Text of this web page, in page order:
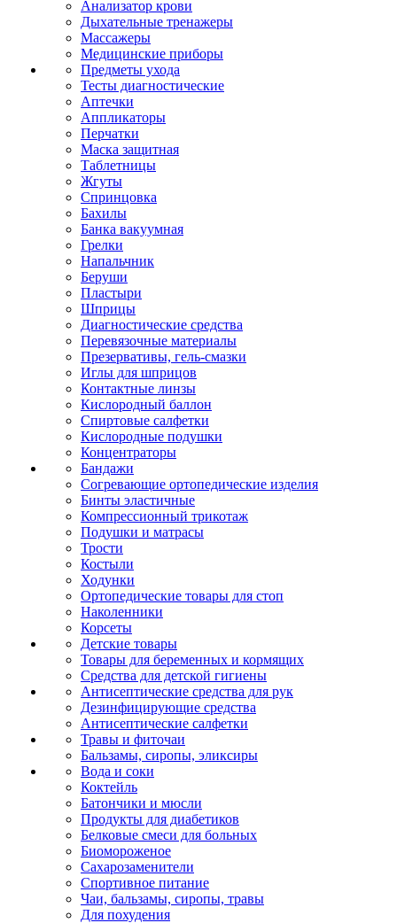
Анализатор крови
Дыхательные тренажеры
Массажеры
Медицинские приборы
Предметы ухода
Тесты диагностические
Аптечки
Аппликаторы
Перчатки
Маска защитная
Таблетницы
Жгуты
Спринцовка
Бахилы
Банка вакуумная
Грелки
Напальчник
Беруши
Пластыри
Шприцы
Диагностические средства
Перевязочные материалы
Презервативы, гель-смазки
Иглы для шприцов
Контактные линзы
Кислородный баллон
Спиртовые салфетки
Кислородные подушки
Концентраторы
Бандажи
Согревающие ортопедические изделия
Бинты эластичные
Компрессионный трикотаж
Подушки и матрасы
Трости
Костыли
Ходунки
Ортопедические товары для стоп
Наколенники
Корсеты
Детские товары
Товары для беременных и кормящих
Средства для детской гигиены
Антисептические средства для рук
Дезинфицирующие средства
Антисептические салфетки
Травы и фиточаи
Бальзамы, сиропы, эликсиры
Вода и соки
Коктейль
Батончики и мюсли
Продукты для диабетиков
Белковые смеси для больных
Биомороженое
Сахарозаменители
Спортивное питание
Чаи, бальзамы, сиропы, травы
Для похудения